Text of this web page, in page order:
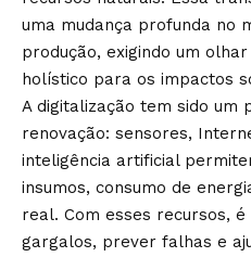
uma mudança profunda no
produção, exigindo um
holístico para os impactos
A digitalização tem sido um
renovação: sensores,
inteligência artificial
insumos, consumo de
real. Com esses recursos,
gargalos, prever falhas e